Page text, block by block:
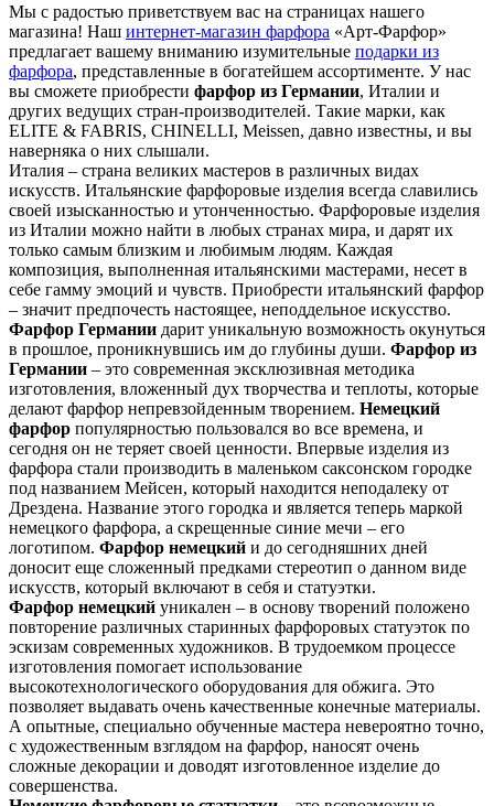
Мы с радостью приветствуем вас на страницах нашего
магазина! Наш интернет-магазин фарфора «Арт-Фарфор»
предлагает вашему вниманию изумительные подарки из
фарфора, представленные в богатейшем ассортименте. У нас
вы сможете приобрести фарфор из Германии, Италии и
других ведущих стран-производителей. Такие марки, как
ELITE & FABRIS, CHINELLI, Meissen, давно известны, и вы
наверняка о них слышали.
Италия – страна великих мастеров в различных видах
искусств. Итальянские фарфоровые изделия всегда славились
своей изысканностью и утонченностью. Фарфоровые изделия
из Италии можно найти в любых странах мира, и дарят их
только самым близким и любимым людям. Каждая
композиция, выполненная итальянскими мастерами, несет в
себе гамму эмоций и чувств. Приобрести итальянский фарфор
– значит предпочесть настоящее, неподдельное искусство.
Фарфор Германии дарит уникальную возможность окунуться
в прошлое, проникнувшись им до глубины души. Фарфор из
Германии – это современная эксклюзивная методика
изготовления, вложенный дух творчества и теплоты, которые
делают фарфор непревзойденным творением. Немецкий
фарфор популярностью пользовался во все времена, и
сегодня он не теряет своей ценности. Впервые изделия из
фарфора стали производить в маленьком саксонском городке
под названием Мейсен, который находится неподалеку от
Дрездена. Название этого городка и является теперь маркой
немецкого фарфора, а скрещенные синие мечи – его
логотипом. Фарфор немецкий и до сегодняшних дней
доносит еще сложенный предками стереотип о данном виде
искусств, который включают в себя и статуэтки.
Фарфор немецкий уникален – в основу творений положено
повторение различных старинных фарфоровых статуэток по
эскизам современных художников. В трудоемком процессе
изготовления помогает использование
высокотехнологического оборудования для обжига. Это
позволяет выдавать очень качественные конечные материалы.
А опытные, специально обученные мастера невероятно точно,
с художественным взглядом на фарфор, наносят очень
сложные декорации и доводят изготовленное изделие до
совершенства.